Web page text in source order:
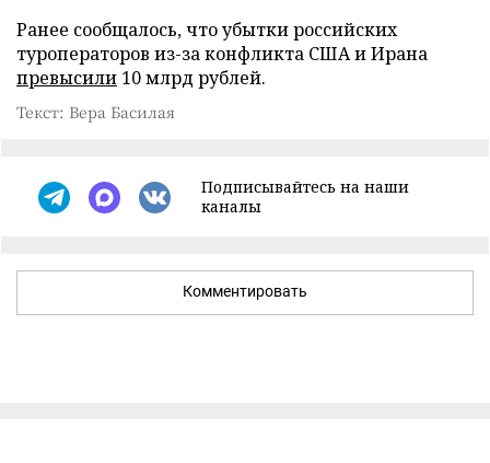
Ранее сообщалось, что убытки российских
туроператоров из-за конфликта США и Ирана
превысили 10 млрд рублей.
Текст: Вера Басилая
Подписывайтесь на наши
каналы
Комментировать